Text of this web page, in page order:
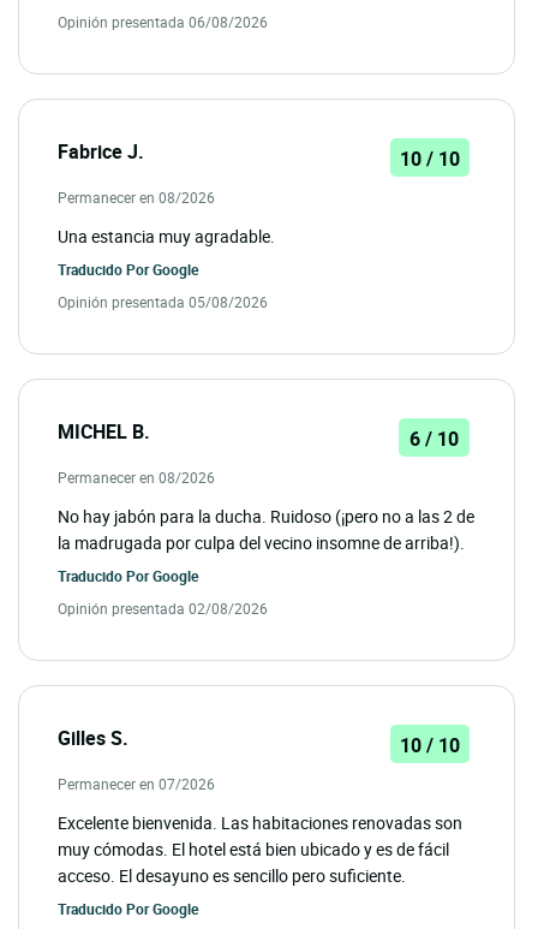
Opinión presentada 06/08/2026
Fabrice J. 10 / 10
Permanecer en 08/2026
Una estancia muy agradable.
Traducido PorGoogle
Opinión presentada 05/08/2026
MICHEL B. 6 / 10
Permanecer en 08/2026
No hay jabón para la ducha. Ruidoso (¡pero no a las 2 de
la madrugada por culpa del vecino insomne de arriba!).
Traducido PorGoogle
Opinión presentada 02/08/2026
Gilles S. 10 / 10
Permanecer en 07/2026
Excelente bienvenida. Las habitaciones renovadas son
muy cómodas. El hotel está bien ubicado y es de fácil
acceso. El desayuno es sencillo pero suficiente.
Traducido PorGoogle